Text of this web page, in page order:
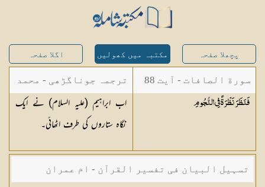
پچھلا صفحہ مکتبہ میں کھولیں اگلا صفحہ
سورة الصافات - آیت 88
فَنَظَرَ نَظْرَةً فِيالنُّجُومِ
ترجمہ جوناگڑھی - محمد
جونا گڑھی
اب ابراہیم (علیہ السلام) نے ایک
نگاہ ستاروں کی طرف اٹھائی۔
تسہیل البیان فی تفسیر القرآن - ام عمران